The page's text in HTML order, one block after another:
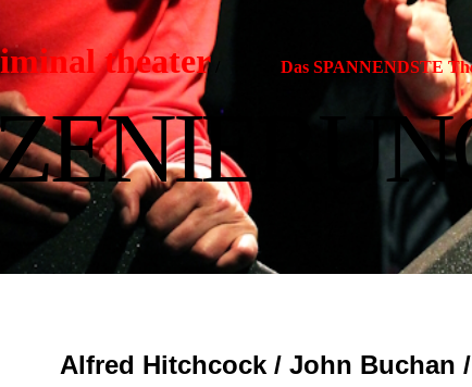
minal theater Das SPANNENDSTE
Alfred Hitchcock / John Buchan